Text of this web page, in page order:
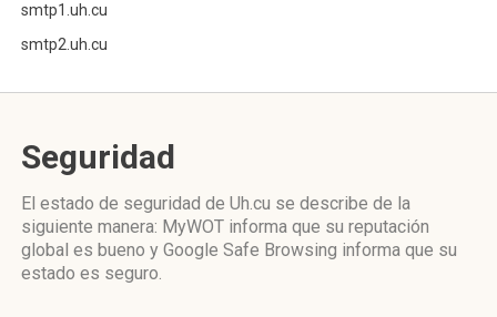
smtp1.uh.cu
smtp2.uh.cu
Seguridad
El estado de seguridad de Uh.cu se describe de la
siguiente manera: MyWOT informa que su reputación
global es bueno y Google Safe Browsing informa que su
estado es seguro.